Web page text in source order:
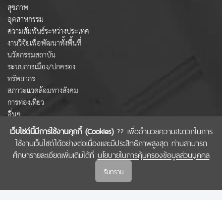
เว็บไซต์นี้มีการใช้งานคุกกี้ (Cookies)?? เพื่ออำนวยความสะดวกในการ
ใช้งานเว็บไซต์ได้อย่างต่อเนื่องและมีประสิทธิภาพสูงสุด ท่านสามารถ
ศึกษารายละเอียดเพิ่มเติมได้ที่ นโยบายในการคุ้มครองข้อมูลส่วนบุคคล
รับทราบ
สุขภาพ
อุตสาหกรรม
ความสัมพันธ์ระหว่างประเทศ
งานวิจัยเพื่อพัฒนาทั้งพื้นที่
นวัตกรรมสถาบัน
ระบบการเมือง/ปกครอง
ทรัพยากร
สภาวะแวดล้อมทางสังคม
การท่องเที่ยว
อื่นๆ
COPYRIGHT © 2022 สำนักงานคณะกรรมการส่งเสริมวิทยาศาสตร์ วิจัยและนวัตกรรม
(สกสว.)
นโยบายในการคุ้มครองข้อมูลส่วนบุคคล